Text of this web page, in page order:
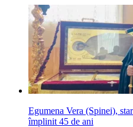
Egumena Vera (Spinei),
împlinit 45 de ani